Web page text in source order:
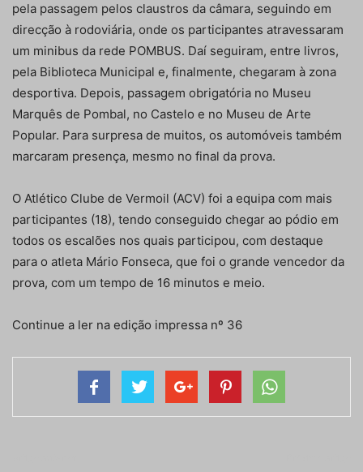
pela passagem pelos claustros da câmara, seguindo em
direcção à rodoviária, onde os participantes atravessaram
um minibus da rede POMBUS. Daí seguiram, entre livros,
pela Biblioteca Municipal e, finalmente, chegaram à zona
desportiva. Depois, passagem obrigatória no Museu
Marquês de Pombal, no Castelo e no Museu de Arte
Popular. Para surpresa de muitos, os automóveis também
marcaram presença, mesmo no final da prova.
O Atlético Clube de Vermoil (ACV) foi a equipa com mais
participantes (18), tendo conseguido chegar ao pódio em
todos os escalões nos quais participou, com destaque
para o atleta Mário Fonseca, que foi o grande vencedor da
prova, com um tempo de 16 minutos e meio.
Continue a ler na edição impressa nº 36